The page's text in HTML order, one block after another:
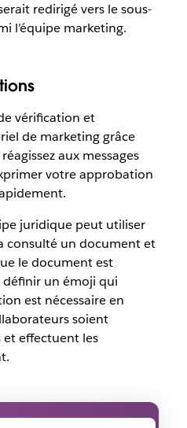
redirigé vers le sous-
l’équipe marketing.
vérification et
de marketing grâce
aux messages
votre approbation
juridique peut utiliser
consulté un document et
le document est
définir un émoji qui
est nécessaire en
soient
effectuent les